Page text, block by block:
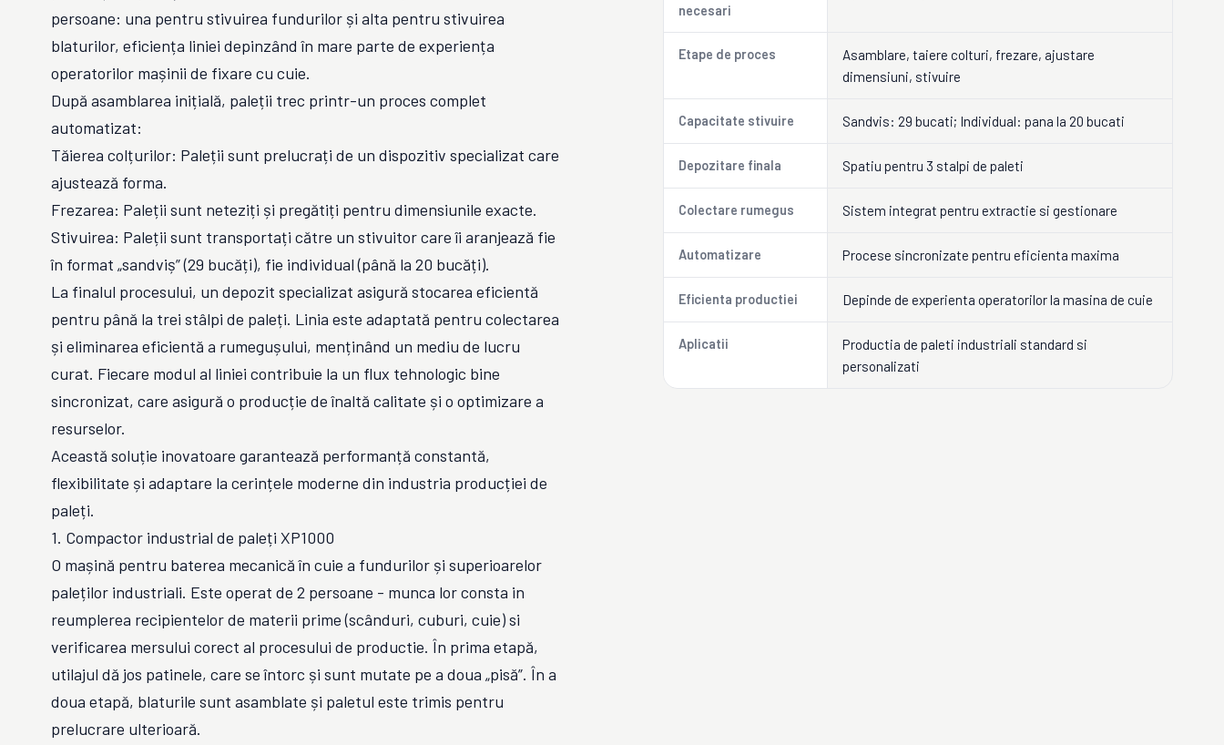
persoane: una pentru stivuirea fundurilor și alta pentru stivuirea
blaturilor, eficiența liniei depinzând în mare parte de experiența
operatorilor mașinii de fixare cu cuie.
După asamblarea inițială, paleții trec printr-un proces complet
automatizat:
Tăierea colțurilor: Paleții sunt prelucrați de un dispozitiv specializat care
ajustează forma.
Frezarea: Paleții sunt neteziți și pregătiți pentru dimensiunile exacte.
Stivuirea: Paleții sunt transportați către un stivuitor care îi aranjează fie
în format „sandviș” (29 bucăți), fie individual (până la 20 bucăți).
La finalul procesului, un depozit specializat asigură stocarea eficientă
pentru până la trei stâlpi de paleți. Linia este adaptată pentru colectarea
și eliminarea eficientă a rumegușului, menținând un mediu de lucru
curat. Fiecare modul al liniei contribuie la un flux tehnologic bine
sincronizat, care asigură o producție de înaltă calitate și o optimizare a
resurselor.
Această soluție inovatoare garantează performanță constantă,
flexibilitate și adaptare la cerințele moderne din industria producției de
paleți.
1. Compactor industrial de paleți XP1000
O mașină pentru baterea mecanică în cuie a fundurilor și superioarelor
paleților industriali. Este operat de 2 persoane - munca lor consta in
reumplerea recipientelor de materii prime (scânduri, cuburi, cuie) si
verificarea mersului corect al procesului de productie. În prima etapă,
utilajul dă jos patinele, care se întorc și sunt mutate pe a doua „pisă”. În a
doua etapă, blaturile sunt asamblate și paletul este trimis pentru
prelucrare ulterioară.
necesari
Etape de proces
Asamblare, taiere colturi, frezare, ajustare
dimensiuni, stivuire
Capacitate stivuire Sandvis: 29 bucati; Individual: pana la 20 bucati
Depozitare finala Spatiu pentru 3 stalpi de paleti
Colectare rumegus Sistem integrat pentru extractie si gestionare
Automatizare Procese sincronizate pentru eficienta maxima
Eficienta productiei Depinde de experienta operatorilor la masina de cuie
Aplicatii
Productia de paleti industriali standard si
personalizati